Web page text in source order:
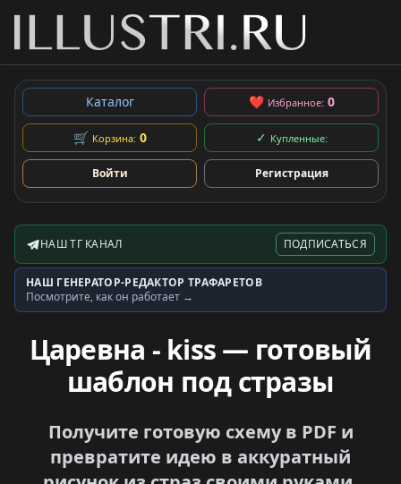
Каталог ❤ Избранное: 0
🛒 Корзина: 0 ✓ Купленные:
Войти Регистрация
Telegram-канал
НАШ ТГ КАНАЛ ПОДПИСАТЬСЯ
Генератор трафаретов
НАШ ГЕНЕРАТОР-РЕДАКТОР ТРАФАРЕТОВ
Посмотрите, как он работает →
Царевна - kiss — готовый
шаблон под стразы
Получите готовую схему в PDF и
превратите идею в аккуратный